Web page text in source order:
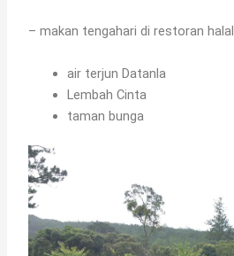
– makan tengahari di restoran halal
air terjun Datanla
Lembah Cinta
taman bunga